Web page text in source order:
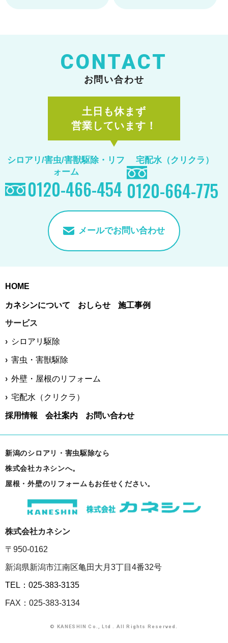
CONTACT
お問い合わせ
土日も休まず
営業しています！
シロアリ/害虫/害獣駆除・リフ
ォーム
0120-466-454
宅配水（クリクラ）
0120-664-775
メールでお問い合わせ
HOME
カネシンについて おしらせ 施工事例
サービス
シロアリ駆除
害虫・害獣駆除
外壁・屋根のリフォーム
宅配水（クリクラ）
採用情報 会社案内 お問い合わせ
新潟のシロアリ・害虫駆除なら
株式会社カネシンへ。
屋根・外壁のリフォームもお任せください。
株式会社カネシン
〒950-0162
新潟県新潟市江南区亀田大月3丁目4番32号
TEL：025-383-3135
FAX：025-383-3134
© KANESHIN Co., Ltd . All Rights Reserved.